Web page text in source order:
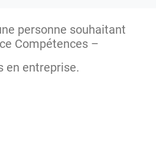
personne souhaitant
Compétences –
en entreprise.